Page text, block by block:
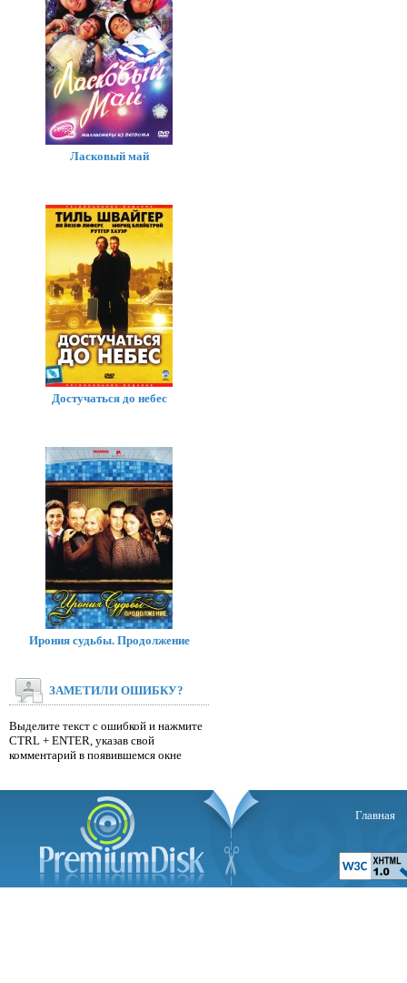
Ласковый май
Достучаться до небес
Ирония судьбы. Продолжение
ЗАМЕТИЛИ ОШИБКУ?
Выделите текст с ошибкой и нажмите
CTRL + ENTER, указав свой
комментарий в появившемся окне
Главная